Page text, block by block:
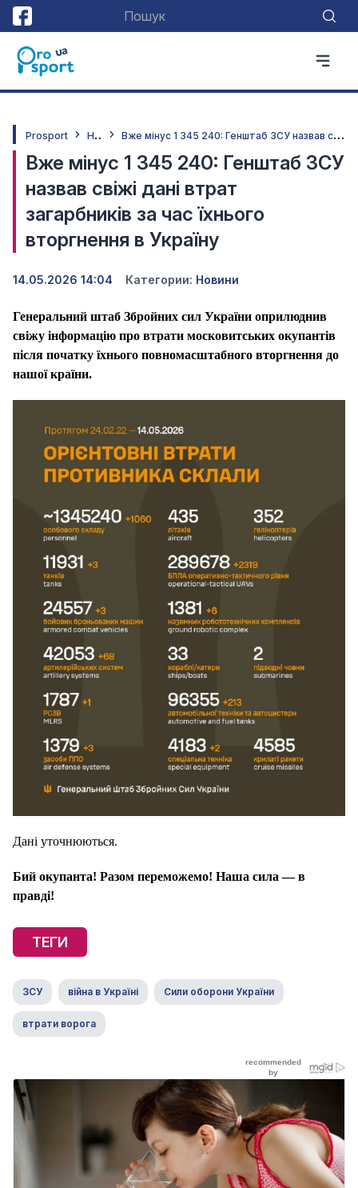
Prosport Н
овини В
же мінус 1 345 240: Генштаб ЗСУ назвав свіжі дані втрат загарбників за час їхнього вторгнення в Україну
Вже мінус 1 345 240: Генштаб ЗСУ
назвав свіжі дані втрат
загарбників за час їхнього
вторгнення в Україну
14.05.2026 14:04 Категории: Новини
Генеральний штаб Збройних сил України оприлюднив
свіжу інформацію про втрати московитських окупантів
після початку їхнього повномасштабного вторгнення до
нашої країни.
Дані уточнюються.
Бий окупанта! Разом переможемо! Наша сила — в
правді!
ТЕГИ
ЗСУ війна в Україні Сили оборони України
втрати ворога